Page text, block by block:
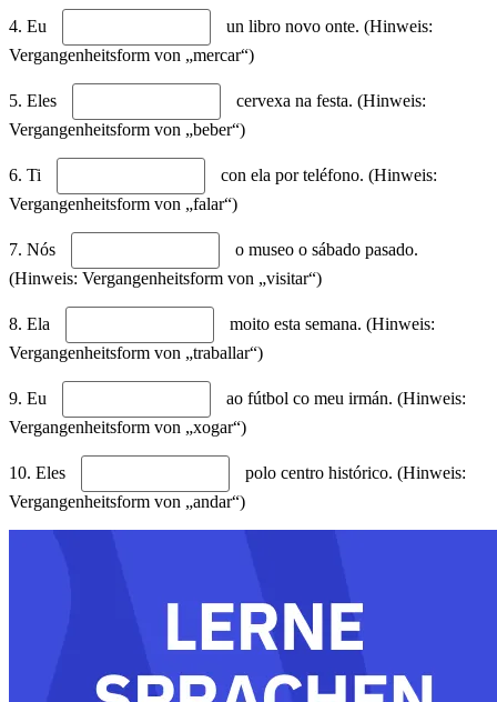
4. Eu
un libro novo onte. (Hinweis:
Vergangenheitsform von „mercar“)
5. Eles
cervexa na festa. (Hinweis:
Vergangenheitsform von „beber“)
6. Ti
con ela por teléfono. (Hinweis:
Vergangenheitsform von „falar“)
7. Nós
o museo o sábado pasado.
(Hinweis: Vergangenheitsform von „visitar“)
8. Ela
moito esta semana. (Hinweis:
Vergangenheitsform von „traballar“)
9. Eu
ao fútbol co meu irmán. (Hinweis:
Vergangenheitsform von „xogar“)
10. Eles
polo centro histórico. (Hinweis:
Vergangenheitsform von „andar“)